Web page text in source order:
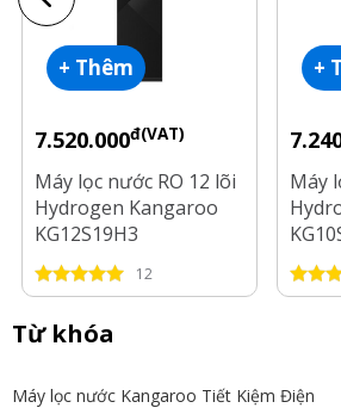
+ Thêm
7.520.000đ(VAT)
Máy lọc nước RO 12 lõi
Hydrogen Kangaroo
KG12S19H3
12
+
Máy
Từ khóa
Máy lọc nước Kangaroo Tiết Kiệm Điện